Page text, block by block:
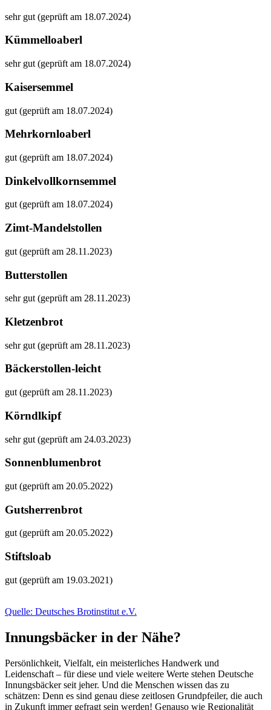
sehr gut (geprüft am 18.07.2024)
Kümmelloaberl
sehr gut (geprüft am 18.07.2024)
Kaisersemmel
gut (geprüft am 18.07.2024)
Mehrkornloaberl
gut (geprüft am 18.07.2024)
Dinkelvollkornsemmel
gut (geprüft am 18.07.2024)
Zimt-Mandelstollen
gut (geprüft am 28.11.2023)
Butterstollen
sehr gut (geprüft am 28.11.2023)
Kletzenbrot
sehr gut (geprüft am 28.11.2023)
Bäckerstollen-leicht
gut (geprüft am 28.11.2023)
Körndlkipf
sehr gut (geprüft am 24.03.2023)
Sonnenblumenbrot
gut (geprüft am 20.05.2022)
Gutsherrenbrot
gut (geprüft am 20.05.2022)
Stiftsloab
gut (geprüft am 19.03.2021)
Quelle: Deutsches Brotinstitut e.V.
Innungsbäcker in der Nähe?
Persönlichkeit, Vielfalt, ein meisterliches Handwerk und
Leidenschaft – für diese und viele weitere Werte stehen Deutsche
Innungsbäcker seit jeher. Und die Menschen wissen das zu
schätzen: Denn es sind genau diese zeitlosen Grundpfeiler, die auch
in Zukunft immer gefragt sein werden! Genauso wie Regionalität